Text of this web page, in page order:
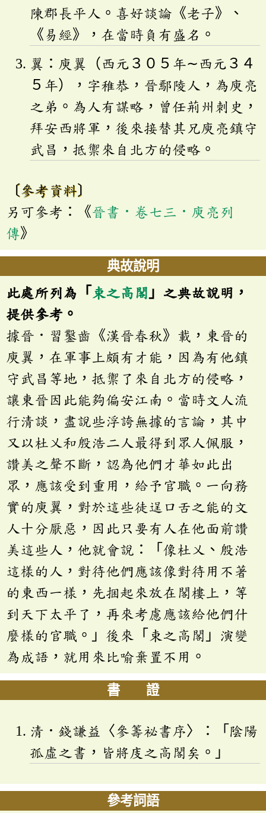
陳郡長平人。喜好談論《老子》、
《易經》，在當時負有盛名。
翼：庾翼（西元３０５年∼西元３４
５年），字稚恭，晉鄢陵人，為庾亮
之弟。為人有謀略，曾任荊州刺史，
拜安西將軍，後來接替其兄庾亮鎮守
武昌，抵禦來自北方的侵略。
〔參考資料〕
另可參考：《晉書．卷七三．庾亮列
傳》
典故說明
此處所列為「 束之高閣 」之典故說明，
提供參考。
據晉．習鑿齒《漢晉春秋》載，東晉的
庾翼，在軍事上頗有才能，因為有他鎮
守武昌等地，抵禦了來自北方的侵略，
讓東晉因此能夠偏安江南。當時文人流
行清談，盡說些浮誇無據的言論，其中
又以杜乂和殷浩二人最得到眾人佩服，
讚美之聲不斷，認為他們才華如此出
眾，應該受到重用，給予官職。一向務
實的庾翼，對於這些徒逞口舌之能的文
人十分厭惡，因此只要有人在他面前讚
美這些人，他就會說：「像杜乂、殷浩
這樣的人，對待他們應該像對待用不著
的東西一樣，先捆起來放在閣樓上，等
到天下太平了，再來考慮應該給他們什
麼樣的官職。」後來「束之高閣」演變
為成語，就用來比喻棄置不用。
書 證
清．錢謙益〈參籌祕書序〉：「陰陽
孤虛之書，皆將庋之高閣矣。」
參考詞語